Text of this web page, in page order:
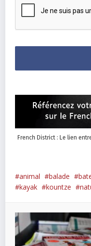
French District : Le lien
animal balade
kayak
kountze